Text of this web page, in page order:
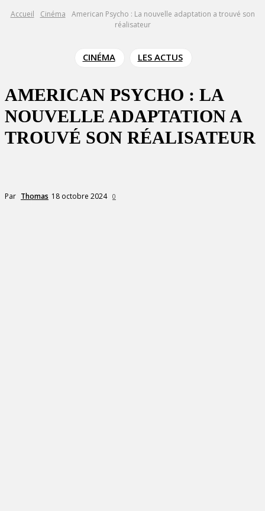
Accueil Cinéma
American Psycho : La nouvelle adaptation a trouvé son
réalisateur
CINÉMA LES ACTUS
AMERICAN PSYCHO : LA
NOUVELLE ADAPTATION A
TROUVÉ SON RÉALISATEUR
Par Thomas 18 octobre 2024 0